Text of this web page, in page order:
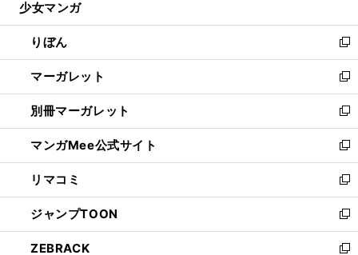
開
く
ウ
で
開
く
ン
ド
ウ
で
開
く
ウ
ィ
ン
ド
ウ
で
開
く
少女マンガ
りぼん
新
し
い
ウ
ィ
ン
ド
ウ
で
開
く
マーガレット
新
し
い
ウ
ィ
ン
ド
ウ
で
開
く
別冊マーガレット
新
し
い
ウ
ィ
ン
ド
ウ
で
マンガMee公式サイト
新
し
い
ウ
ィ
ン
ド
リマコミ
新
し
い
ウ
ィ
ジャンプTOON
新
し
い
ZEBRACK
新